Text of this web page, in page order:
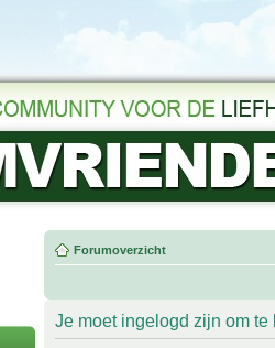
Forumoverzicht
Je moet ingelogd zijn om